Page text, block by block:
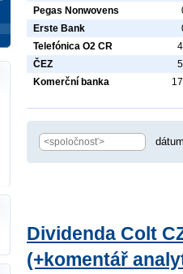
Pegas Nonwovens
Erste Bank
Telefónica O2 CR
ČEZ
Komerční banka
Dividenda Colt
(+komentář